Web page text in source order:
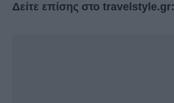
Δείτε επίσης στο travelstyle.gr: